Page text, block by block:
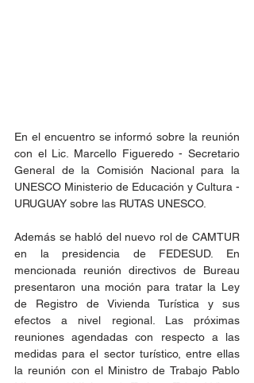
En el encuentro se informó sobre la reunión
con el Lic. Marcello Figueredo - Secretario
General de la Comisión Nacional para la
UNESCO Ministerio de Educación y Cultura -
URUGUAY sobre las RUTAS UNESCO.
Además se habló del nuevo rol de CAMTUR
en la presidencia de FEDESUD. En
mencionada reunión directivos de Bureau
presentaron una moción para tratar la Ley
de Registro de Vivienda Turística y sus
efectos a nivel regional. Las próximas
reuniones agendadas con respecto a las
medidas para el sector turístico, entre ellas
la reunión con el Ministro de Trabajo Pablo